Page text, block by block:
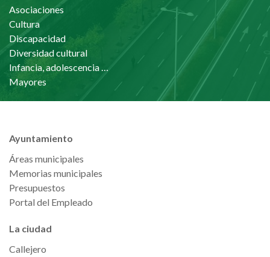
Asociaciones
Cultura
Discapacidad
Diversidad cultural
Infancia, adolescencia y familia
Mayores
Ayuntamiento
Áreas municipales
Memorias municipales
Presupuestos
Portal del Empleado
La ciudad
Callejero